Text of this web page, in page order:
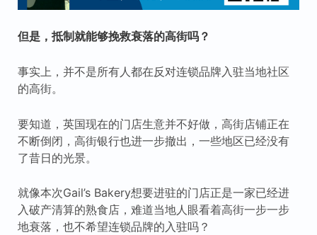
但是，抵制就能够挽救衰落的高街吗？
事实上，并不是所有人都在反对连锁品牌入驻当地社区
的高街。
要知道，英国现在的门店生意并不好做，高街店铺正在
不断倒闭，高街银行也进一步撤出，一些地区已经没有
了昔日的光景。
就像本次Gail’s Bakery想要进驻的门店正是一家已经进
入破产清算的熟食店，难道当地人眼看着高街一步一步
地衰落，也不希望连锁品牌的入驻吗？